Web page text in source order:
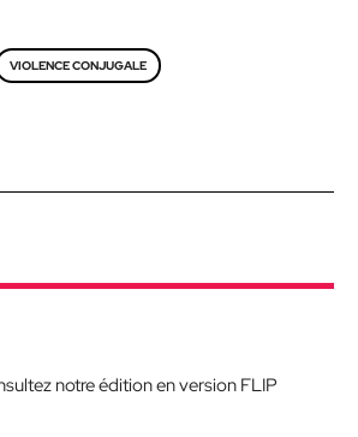
VIOLENCE CONJUGALE
notre édition en version FLIP